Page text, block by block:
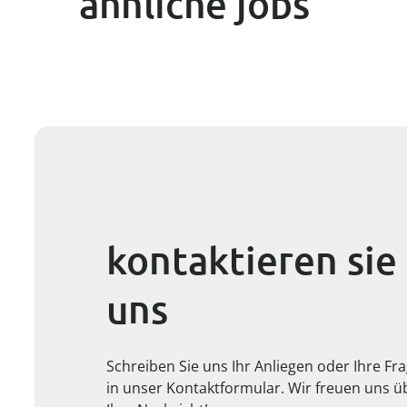
kontaktieren sie
uns
Schreiben Sie uns Ihr Anliegen oder Ihre
in unser Kontaktformular. Wir freuen uns